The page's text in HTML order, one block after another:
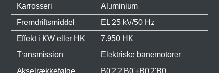
Karrosseri
Aluminium
Fremdriftsmiddel
EL 25 kV/50 Hz
Effekt i KW eller HK
7.950 HK
Transmission
Elektriske banemotorer
Akselrækkefølge
B0'2'2'B0'+B0'2'B0